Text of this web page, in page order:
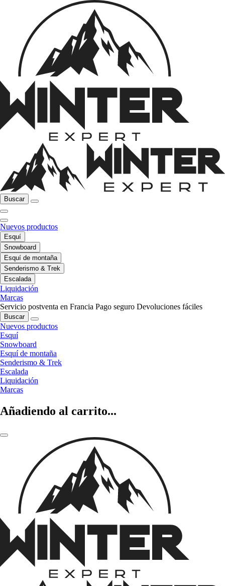
Buscar
Nuevos productos
Esquí
Snowboard
Esquí de montaña
Senderismo & Trek
Escalada
Liquidación
Marcas
Servicio postventa en Francia Pago seguro Devoluciones fáciles
Buscar
Nuevos productos
Esquí
Snowboard
Esquí de montaña
Senderismo & Trek
Escalada
Liquidación
Marcas
Añadiendo al carrito...